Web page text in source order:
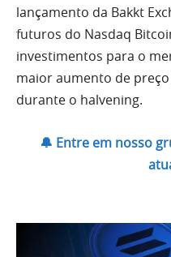
lançamento da Bakkt
futuros do Nasdaq
investimentos para o
maior aumento de
durante o halvening.
🔔 Entre em nosso